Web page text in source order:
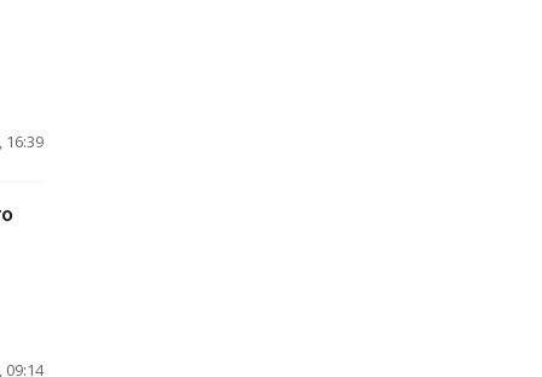
16:39
09:14